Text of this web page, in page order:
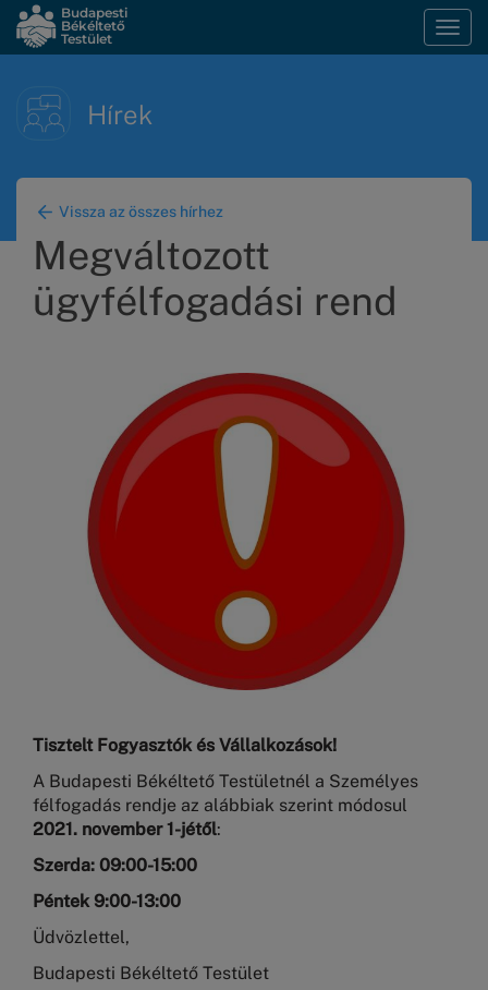
Ugrás
tartalomra
Budapesti
Békéltető
Testület
Hírek
Vissza az összes hírhez
Megváltozott
ügyfélfogadási rend
Tisztelt Fogyasztók és Vállalkozások!
A Budapesti Békéltető Testületnél a Személyes
félfogadás rendje az alábbiak szerint módosul
2021. november 1-jétől:
Szerda: 09:00-15:00
Péntek 9:00-13:00
Üdvözlettel,
Budapesti Békéltető Testület